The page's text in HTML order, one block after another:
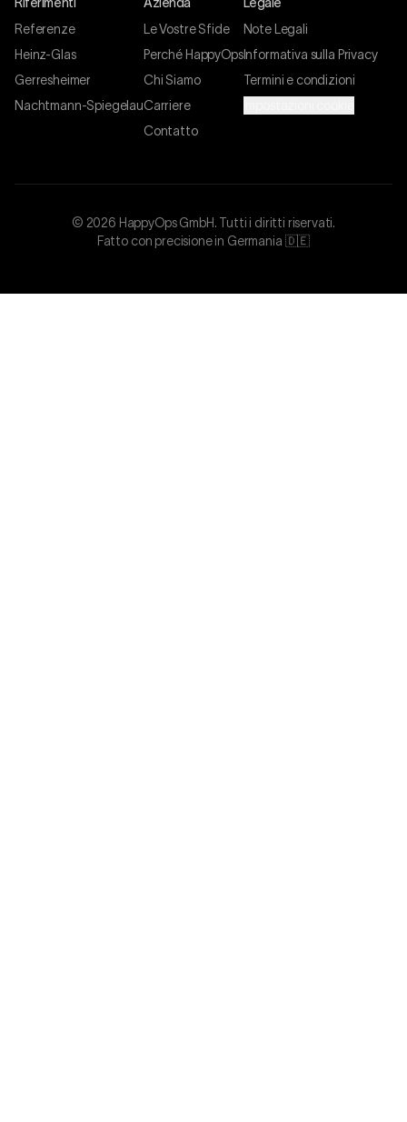
Referenze
Heinz-Glas
Gerresheimer
Nachtmann-Spiegelau
Le Vostre Sfide
Perché HappyOps
Chi Siamo
Carriere
Contatto
Note Legali
Informativa sulla Privacy
Termini e condizioni
© 2026 HappyOps GmbH. Tutti i diritti riservati.
Fatto con precisione in Germania 🇩🇪